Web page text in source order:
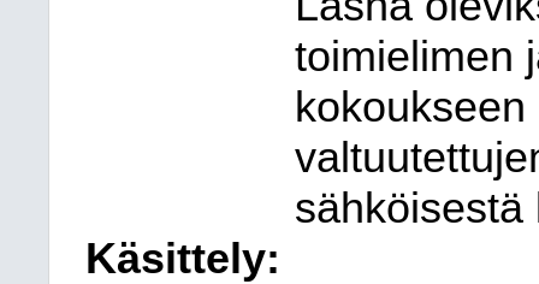
toimielimen
sähköisestä
Käsittely: